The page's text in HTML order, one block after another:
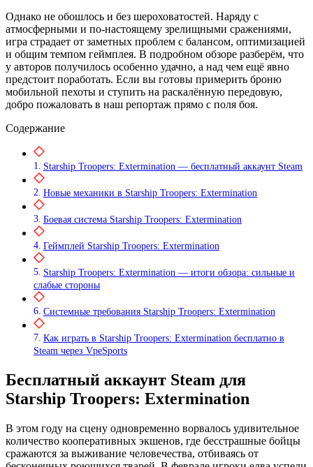
Однако не обошлось и без шероховатостей. Наряду с
атмосферными и по-настоящему зрелищными сражениями,
игра страдает от заметных проблем с балансом, оптимизацией
и общим темпом геймплея. В подробном обзоре разберём, что
у авторов получилось особенно удачно, а над чем ещё явно
предстоит поработать. Если вы готовы примерить броню
мобильной пехоты и ступить на раскалённую передовую,
добро пожаловать в наш репортаж прямо с поля боя.
Содержание
Starship Troopers: Extermination — бесплатный аккаунт Steam
Новые механики в Starship Troopers: Extermination
Боевая система Starship Troopers: Extermination
Геймплей Starship Troopers: Extermination
Starship Troopers: Extermination — итоги обзора: сильные и
слабые стороны
Системные требования Starship Troopers: Extermination
Как играть в Starship Troopers: Extermination бесплатно в
Steam через VpeSports
Бесплатный аккаунт Steam для
Starship Troopers: Extermination
В этом году на сцену одновременно ворвалось удивительное
количество кооперативных экшенов, где бесстрашные бойцы
сражаются за выживание человечества, отбиваясь от